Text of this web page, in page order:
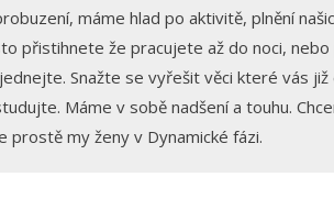
máme hlad po aktivitě, plnění
přistihnete že pracujete až do noci, nebo
Snažte se vyřešit věci které vás již
Máme v sobě nadšení a touhu.
my ženy v Dynamické fázi.